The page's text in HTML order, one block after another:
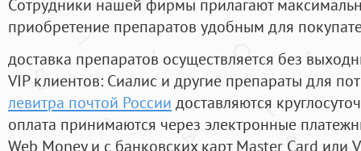
Cотрудники нашей фирмы прилагают
приобретение препаратов удобным для
доставка препаратов осуществляется без
VIP клиентов: Сиалис и другие препараты для
левитра почтой России доставляются
оплата принимаются через электронные
Web Money и с банковских карт Master Card или